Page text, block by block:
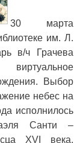
30 марта
им. Л.
в/ч Грачева
Выбор
небес на
исполнилось
Санти –
XVI века,